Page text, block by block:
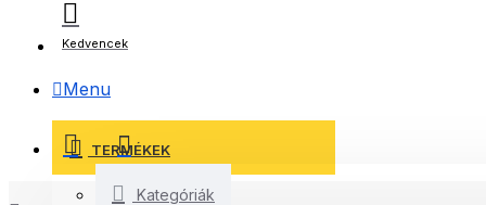
Kedvencek
Menu
TERMÉKEK
Kategóriák